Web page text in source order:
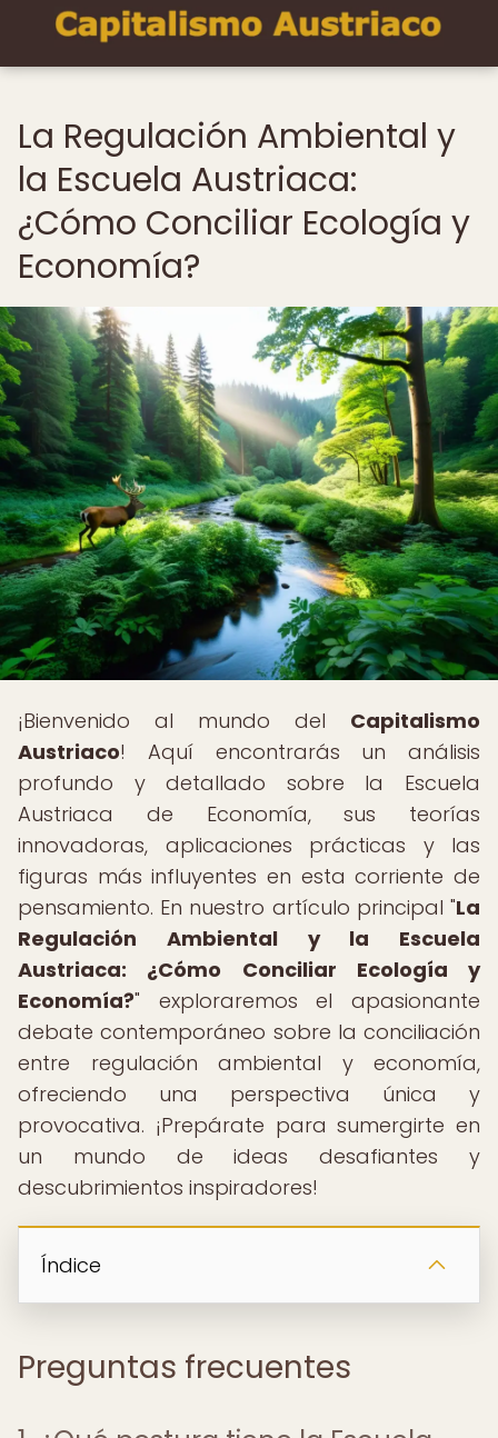
La Regulación Ambiental y
la Escuela Austriaca:
¿Cómo Conciliar Ecología y
Economía?
¡Bienvenido al mundo del Capitalismo
Austriaco! Aquí encontrarás un análisis
profundo y detallado sobre la Escuela
Austriaca de Economía, sus teorías
innovadoras, aplicaciones prácticas y las
figuras más influyentes en esta corriente de
pensamiento. En nuestro artículo principal "La
Regulación Ambiental y la Escuela
Austriaca: ¿Cómo Conciliar Ecología y
Economía?" exploraremos el apasionante
debate contemporáneo sobre la conciliación
entre regulación ambiental y economía,
ofreciendo una perspectiva única y
provocativa. ¡Prepárate para sumergirte en
un mundo de ideas desafiantes y
descubrimientos inspiradores!
Índice
Preguntas frecuentes